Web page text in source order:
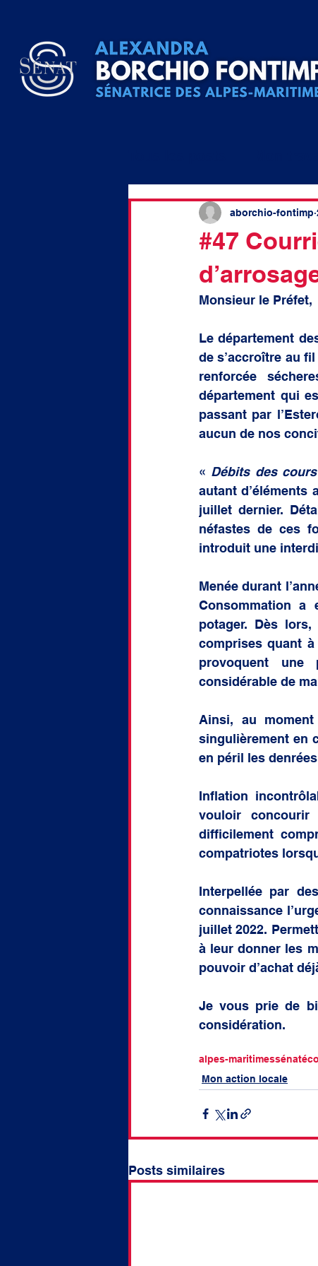
Question écrite
raccordement élu
#47
aborchio-fontimp
Monsieur le Préfet,
Le département
de s’accroître au
renforcée
département qui
passant par
aucun de nos
« Débits des
autant d’éléments
juillet dernier.
néfastes de ces
introduit une
Menée durant
Consommation a
potager. Dès
comprises quant
provoquent une
considérable de
Ainsi, au
singulièrement en
en péril les
Inflation
vouloir concourir
difficilement
compatriotes
Interpellée par
connaissance
juillet 2022.
à leur donner les
pouvoir d’achat
Je vous prie de
considération.
alpes-maritimessénat
Mon action locale
Posts similaires